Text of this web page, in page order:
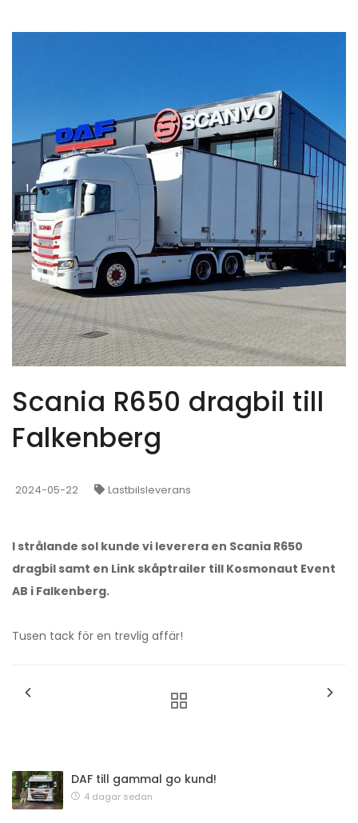
Scania R650 dragbil till
Falkenberg
2024-05-22 Lastbilsleverans
I strålande sol kunde vi leverera en Scania R650
dragbil samt en Link skåptrailer till Kosmonaut Event
AB i Falkenberg.
Tusen tack för en trevlig affär!
DAF till gammal go kund!
4 dagar sedan